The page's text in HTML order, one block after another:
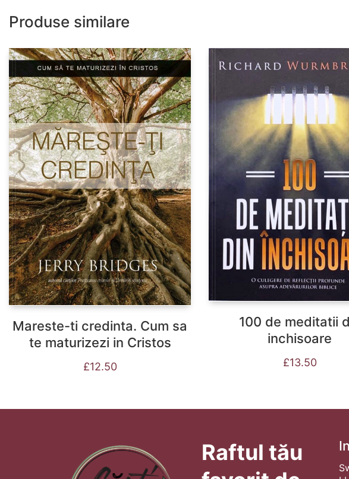
Produse similare
Mareste-ti credinta. Cum sa
te maturizezi in Cristos
£12.50
100 de meditatii
inchisoare
£13.50
Raftul tău